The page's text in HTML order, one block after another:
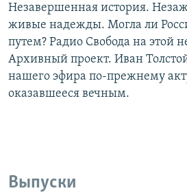
Незавершенная история.
живые надежды. Могла ли
путем? Радио Свобода на этой
Архивный проект. Иван
нашего эфира по-прежнему
оказавшееся вечным.
Выпуски